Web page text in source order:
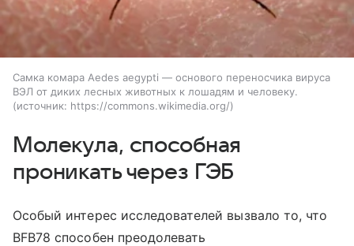
Самка комара Aedes aegypti — основого переносчика вируса
ВЭЛ от диких лесных животных к лошадям и человеку.
источник: https://commons.wikimedia.org/
Молекула, способная
проникать через ГЭБ
Особый интерес исследователей вызвало то, что
BFB78 способен преодолевать